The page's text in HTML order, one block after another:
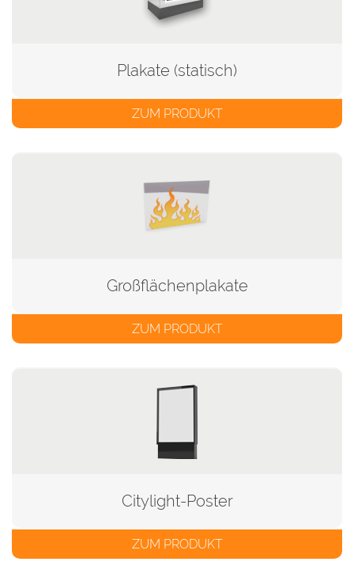
Plakate (statisch)
ZUM PRODUKT
Großflächenplakate
ZUM PRODUKT
Citylight-Poster
ZUM PRODUKT